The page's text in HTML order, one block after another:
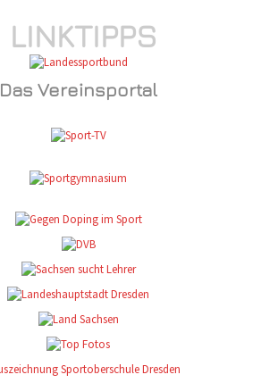
LINKTIPPS
Das Vereinsportal